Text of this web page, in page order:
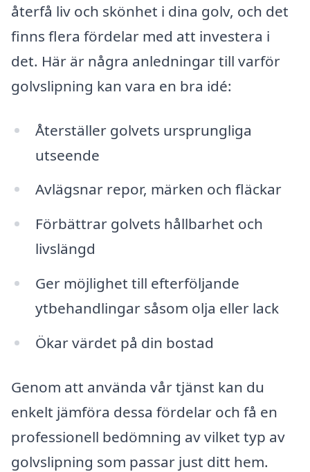
återfå liv och skönhet i dina golv, och det
finns flera fördelar med att investera i
det. Här är några anledningar till varför
golvslipning kan vara en bra idé:
Återställer golvets ursprungliga
utseende
Avlägsnar repor, märken och fläckar
Förbättrar golvets hållbarhet och
livslängd
Ger möjlighet till efterföljande
ytbehandlingar såsom olja eller lack
Ökar värdet på din bostad
Genom att använda vår tjänst kan du
enkelt jämföra dessa fördelar och få en
professionell bedömning av vilket typ av
golvslipning som passar just ditt hem.